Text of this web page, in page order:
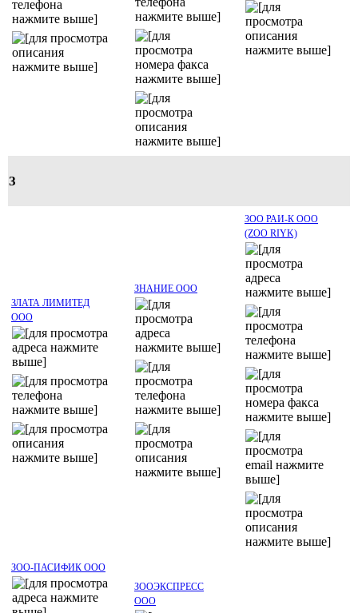
З
ЗЛАТА ЛИМИТЕД
ООО
ЗНАНИЕ ООО
ЗОО РАИ-К ООО
(ZOO RIYK)
ЗОО-ПАСИФИК ООО
ЗООЭКСПРЕСС
ООО